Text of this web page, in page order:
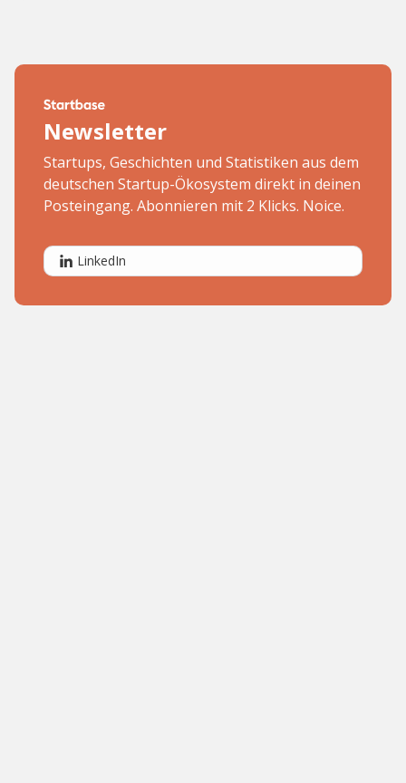
Newsletter
Startups, Geschichten und Statistiken aus dem
deutschen Startup-Ökosystem direkt in deinen
Posteingang. Abonnieren mit 2 Klicks. Noice.
LinkedIn